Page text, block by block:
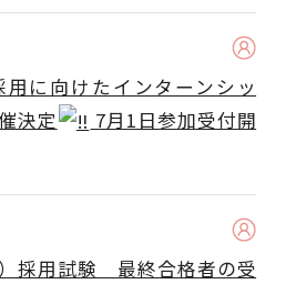
に向けたインターンシッ
決定
7月1日参加受付開
採用試験 最終合格者の受